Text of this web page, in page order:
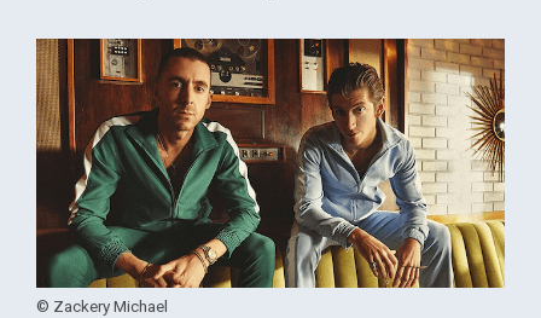
© Zackery Michael